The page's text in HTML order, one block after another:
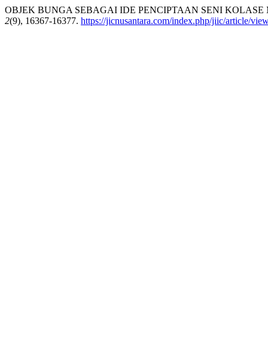
OBJEK BUNGA SEBAGAI IDE PENCIPTAAN SENI
2(9), 16367-16377. https://jicnusantara.com/index.php/jiic/article/